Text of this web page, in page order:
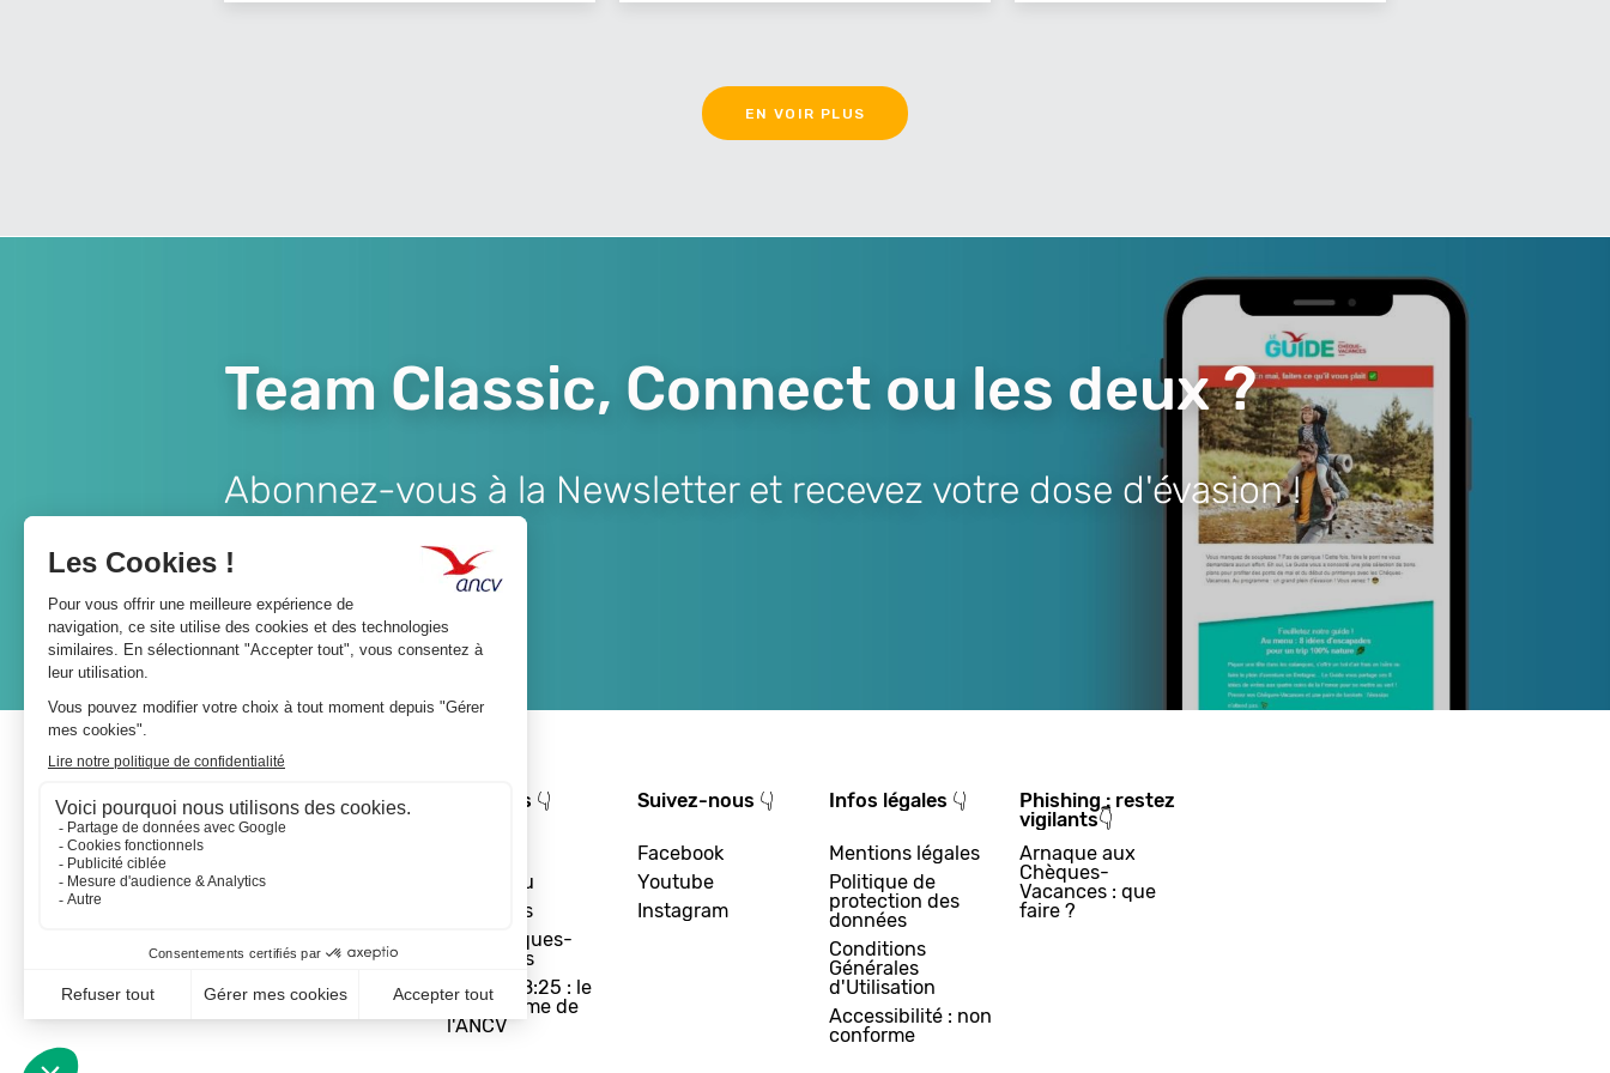
EN VOIR PLUS
Team Classic, Connect ou les deux ?
Abonnez-vous à la Newsletter et recevez votre dose d'évasion !
A propos 👇
Le réseau
Les actus
Les Chèques-
Vacances
Départ 18:25 : le
programme de
l'ANCV
Suivez-nous 👇
Facebook
Youtube
Instagram
Infos légales 👇
Mentions légales
Politique de
protection des
données
Conditions
Générales
d'Utilisation
Accessibilité : non
conforme
Phishing : restez
vigilants👇
Arnaque aux
Chèques-
Vacances : que
faire ?